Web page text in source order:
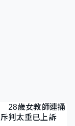
28歲女教師連捅
判太重已上訴